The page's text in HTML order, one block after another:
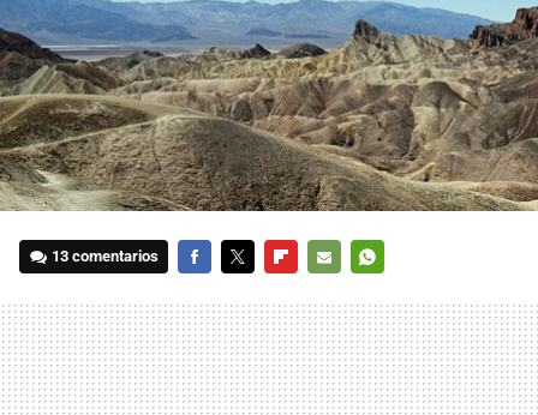
13 comentarios
MAIL